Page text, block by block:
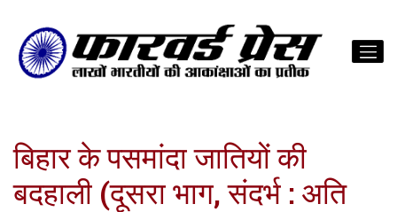
बिहार के पसमांदा जातियों की
बदहाली (दूसरा भाग, संदर्भ : अति